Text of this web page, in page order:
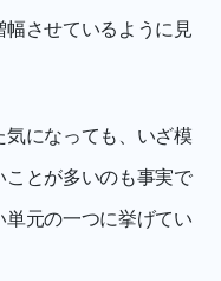
させているように見
になっても、いざ模
とが多いのも事実で
元の一つに挙げてい